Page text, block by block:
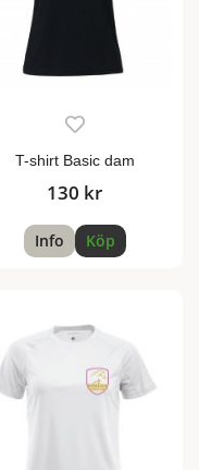
T-shirt Basic dam
130 kr
Info Köp